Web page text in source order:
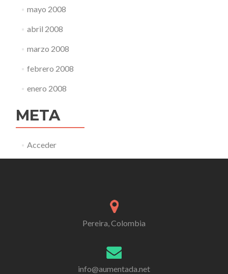
mayo 2008
abril 2008
marzo 2008
febrero 2008
enero 2008
META
Acceder
Pereira, Colombia
info@aumentada.net